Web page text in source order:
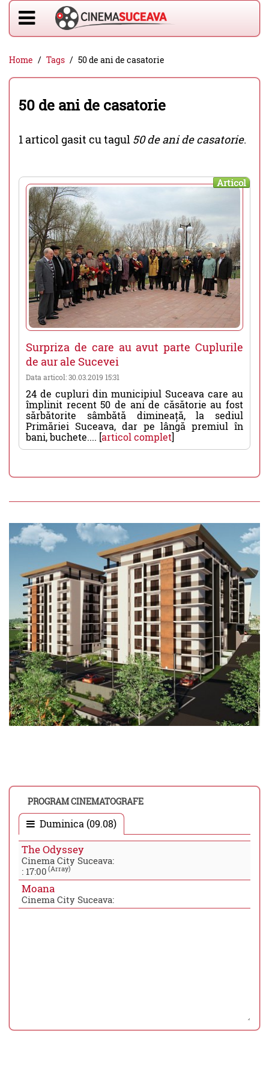
Home Tags 50 de ani de casatorie
50 de ani de casatorie
1 articol gasit cu tagul 50 de ani de casatorie.
Articol
Surpriza de care au avut parte Cuplurile
de aur ale Sucevei
Data articol: 30.03.2019 15:31
24 de cupluri din municipiul Suceava care au
împlinit recent 50 de ani de căsătorie au fost
sărbătorite sâmbătă dimineață, la sediul
Primăriei Suceava, dar pe lângă premiul în
bani, buchete.... [articol complet]
PROGRAM CINEMATOGRAFE
Duminica (09.08)
The Odyssey
Cinema City Suceava:
: 17:00 (Array)
Moana
Cinema City Suceava: